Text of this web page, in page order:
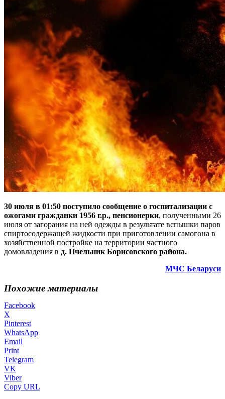
30 июля в 01:50 поступило сообщение о госпитализации с
ожогами гражданки 1956 г.р., пенсионерки, полученными 26
июля от загорания на ней одежды в результате вспышки паров
спиртосодержащей жидкости при приготовлении самогона в
хозяйственной постройке на территории частного
домовладения в д. Пчельник Борисовского района.
МЧС Беларуси
Похожие материалы
Facebook
X
Pinterest
WhatsApp
Email
Print
Telegram
VK
Viber
Copy URL